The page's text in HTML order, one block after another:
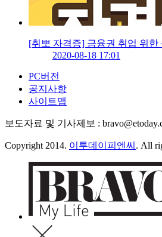
[취뽀 자격증] 금융권 취업 위
2020-08-18 17:01
PC버전
공지사항
사이트맵
보도자료 및 기사제보 :
Copyright 2014. 이투데이피엔씨 . All